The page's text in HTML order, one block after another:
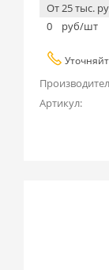
От 25 тыс.
0
руб/шт
Артикул: